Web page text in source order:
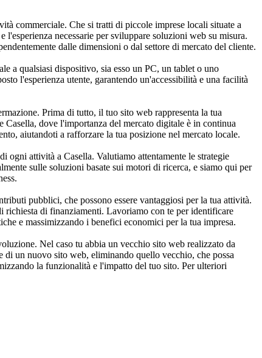
commerciale. Che si tratti di piccole imprese locali situate a
necessarie per sviluppare soluzioni web su misura.
dalle dimensioni o dal settore di mercato del cliente.
a qualsiasi dispositivo, sia esso un PC, un tablet o uno
l'esperienza utente, garantendo un'accessibilità e una facilità
Prima di tutto, il tuo sito web rappresenta la tua
dove l'importanza del mercato digitale è in continua
aiutandoti a rafforzare la tua posizione nel mercato locale.
attività a Casella. Valutiamo attentamente le strategie
sulle soluzioni basate sui motori di ricerca, e siamo qui per
pubblici, che possono essere vantaggiosi per la tua attività.
di finanziamenti. Lavoriamo con te per identificare
e massimizzando i benefici economici per la tua impresa.
Nel caso tu abbia un vecchio sito web realizzato da
di un nuovo sito web, eliminando quello vecchio, che possa
la funzionalità e l'impatto del tuo sito. Per ulteriori